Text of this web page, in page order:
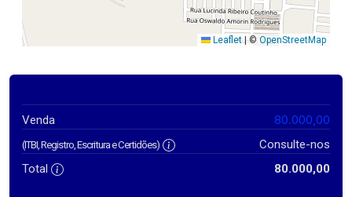
Leaflet |©OpenStreetMap
Venda 80.000,00
(ITBI, Registro, Escritura e Certidões)
Consulte-nos
Total
80.000,00